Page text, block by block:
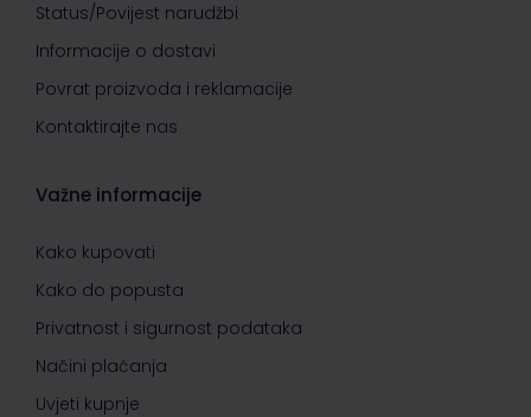
Status/Povijest narudžbi
Informacije o dostavi
Povrat proizvoda i reklamacije
Kontaktirajte nas
Važne informacije
Kako kupovati
Kako do popusta
Privatnost i sigurnost podataka
Načini plaćanja
Uvjeti kupnje